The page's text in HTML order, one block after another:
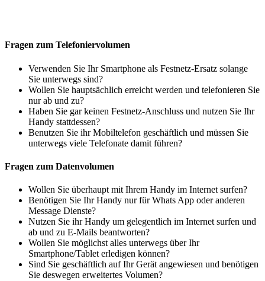
Fragen zum Telefoniervolumen
Verwenden Sie Ihr Smartphone als Festnetz-Ersatz solange
Sie unterwegs sind?
Wollen Sie hauptsächlich erreicht werden und telefonieren Sie
nur ab und zu?
Haben Sie gar keinen Festnetz-Anschluss und nutzen Sie Ihr
Handy stattdessen?
Benutzen Sie ihr Mobiltelefon geschäftlich und müssen Sie
unterwegs viele Telefonate damit führen?
Fragen zum Datenvolumen
Wollen Sie überhaupt mit Ihrem Handy im Internet surfen?
Benötigen Sie Ihr Handy nur für Whats App oder anderen
Message Dienste?
Nutzen Sie ihr Handy um gelegentlich im Internet surfen und
ab und zu E-Mails beantworten?
Wollen Sie möglichst alles unterwegs über Ihr
Smartphone/Tablet erledigen können?
Sind Sie geschäftlich auf Ihr Gerät angewiesen und benötigen
Sie deswegen erweitertes Volumen?